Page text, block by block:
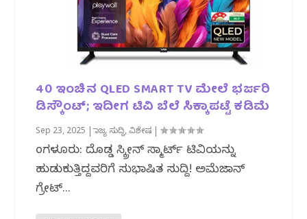
40 ಇಂಚಿನ QLED SMART TV ಮೇಲೆ ಭರ್ಜರಿ
ಡಿಸ್ಕೌಂಟ್; ಇದೀಗ ಟಿವಿ ಬೆಲೆ ಸಿಕ್ಕಾಪಟ್ಟೆ ಕಡಿಮೆ
Sep 23, 2025 |ರಾಜ್ಯ ಸುದ್ದಿ,ವಿಶೇಷ |
ಬೆಂಗಳೂರು: ದೊಡ್ಡ ಸ್ಕ್ರೀನ್ ಸ್ಮಾರ್ಟ್ ಟಿವಿಯನ್ನು
ಹುಡುಕುತ್ತಿದ್ದವರಿಗೆ ಸುಭಾಷಿತ ಸುದ್ದಿ! ಅಮೆಜಾನ್
ಗ್ರೇಟ್...